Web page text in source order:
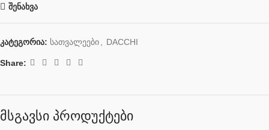
შენახვა
კატეგორია: სათვალეები, DACCHI
Share:
მსგავსი პროდუქტები